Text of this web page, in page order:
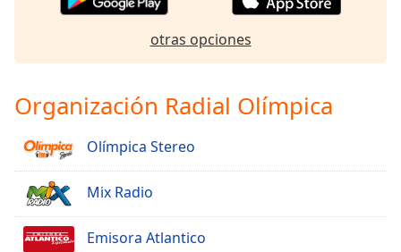
otras opciones
Organización Radial Olímpica
Olímpica Stereo
Mix Radio
Emisora Atlantico